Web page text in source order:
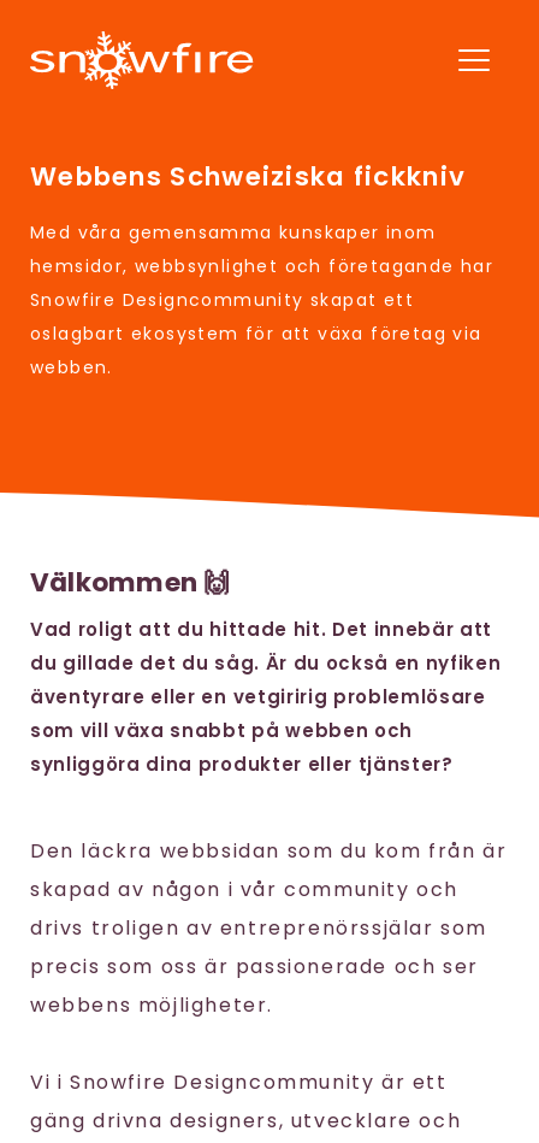
Webbens Schweiziska fickkniv
Med våra gemensamma kunskaper inom
hemsidor, webbsynlighet och företagande har
Snowfire Designcommunity skapat ett
oslagbart ekosystem för att växa företag via
webben.
Välkommen 🙌
Vad roligt att du hittade hit. Det innebär att
du gillade det du såg. Är du också en nyfiken
äventyrare eller en vetgiririg problemlösare
som vill växa snabbt på webben och
synliggöra dina produkter eller tjänster?
Den läckra webbsidan som du kom från är
skapad av någon i vår community och
drivs troligen av entreprenörssjälar som
precis som oss är passionerade och ser
webbens möjligheter.
Vi i Snowfire Designcommunity är ett
gäng drivna designers, utvecklare och